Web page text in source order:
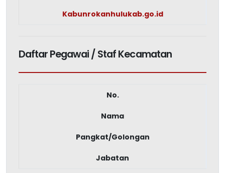
Kabunrokanhulukab.go.id
Daftar Pegawai / Staf Kecamatan
No.
Nama
Pangkat/Golongan
Jabatan